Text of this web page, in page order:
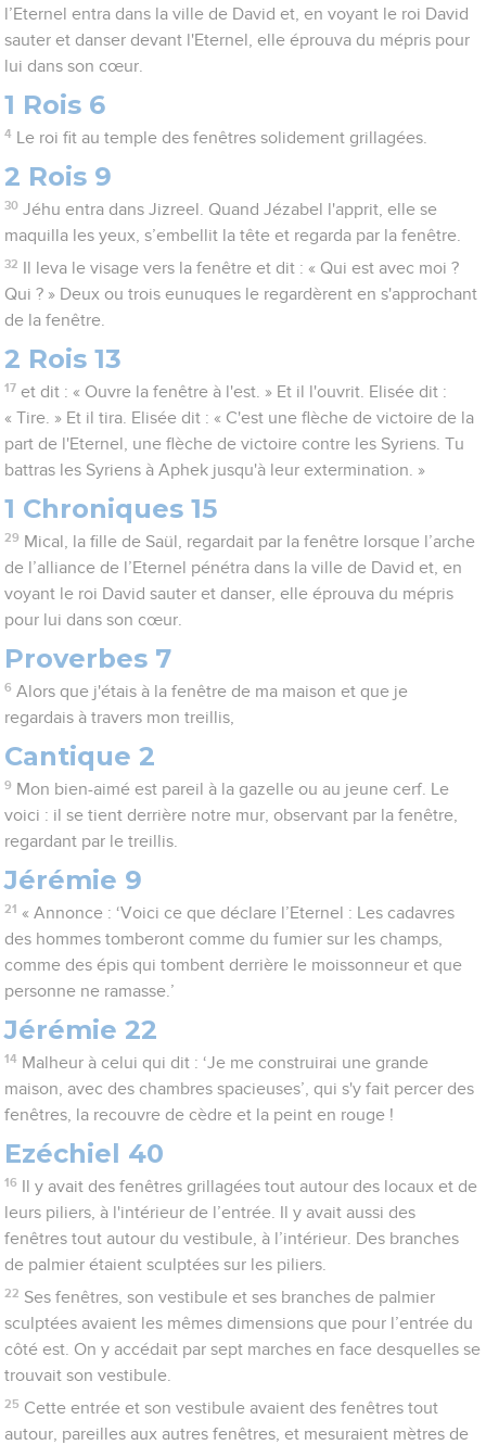
l’Eternel entra dans la ville de David et, en voyant le roi David
sauter et danser devant l'Eternel, elle éprouva du mépris pour
lui dans son cœur.
1 Rois 6
4 Le roi fit au temple des fenêtres solidement grillagées.
2 Rois 9
30 Jéhu entra dans Jizreel. Quand Jézabel l'apprit, elle se
maquilla les yeux, s’embellit la tête et regarda par la fenêtre.
32
Il leva le visage vers la fenêtre et dit : « Qui est avec moi ?
Qui ? » Deux ou trois eunuques le regardèrent en s'approchant
de la fenêtre.
2 Rois 13
17 et dit : « Ouvre la fenêtre à l'est. » Et il l'ouvrit. Elisée dit :
« Tire. » Et il tira. Elisée dit : « C'est une flèche de victoire de la
part de l'Eternel, une flèche de victoire contre les Syriens. Tu
battras les Syriens à Aphek jusqu'à leur extermination. »
1 Chroniques 15
29 Mical, la fille de Saül, regardait par la fenêtre lorsque l’arche
de l’alliance de l’Eternel pénétra dans la ville de David et, en
voyant le roi David sauter et danser, elle éprouva du mépris
pour lui dans son cœur.
Proverbes 7
6 Alors que j'étais à la fenêtre de ma maison et que je
regardais à travers mon treillis,
Cantique 2
9 Mon bien-aimé est pareil à la gazelle ou au jeune cerf. Le
voici : il se tient derrière notre mur, observant par la fenêtre,
regardant par le treillis.
Jérémie 9
21 « Annonce : ‘Voici ce que déclare l’Eternel : Les cadavres
des hommes tomberont comme du fumier sur les champs,
comme des épis qui tombent derrière le moissonneur et que
personne ne ramasse.’
Jérémie 22
14 Malheur à celui qui dit : ‘Je me construirai une grande
maison, avec des chambres spacieuses’, qui s'y fait percer des
fenêtres, la recouvre de cèdre et la peint en rouge !
Ezéchiel 40
16
Il y avait des fenêtres grillagées tout autour des locaux et de
leurs piliers, à l'intérieur de l’entrée. Il y avait aussi des
fenêtres tout autour du vestibule, à l’intérieur. Des branches
de palmier étaient sculptées sur les piliers.
22 Ses fenêtres, son vestibule et ses branches de palmier
sculptées avaient les mêmes dimensions que pour l’entrée du
côté est. On y accédait par sept marches en face desquelles se
trouvait son vestibule.
25 Cette entrée et son vestibule avaient des fenêtres tout
autour, pareilles aux autres fenêtres, et mesuraient mètres de